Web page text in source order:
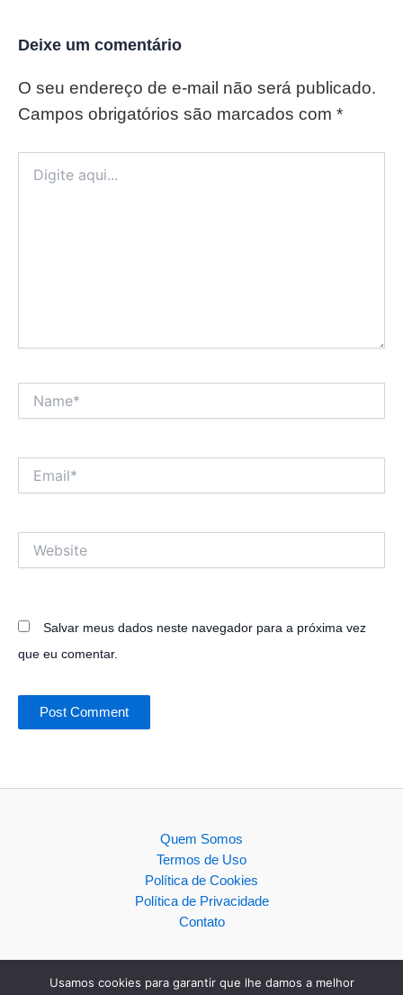
Deixe um comentário
O seu endereço de e-mail não será publicado.
Campos obrigatórios são marcados com *
aqui...
Salvar meus dados neste navegador para a próxima vez
que eu comentar.
Quem Somos
Termos de Uso
Política de Cookies
Política de Privacidade
Contato
Usamos cookies para garantir que lhe damos a melhor